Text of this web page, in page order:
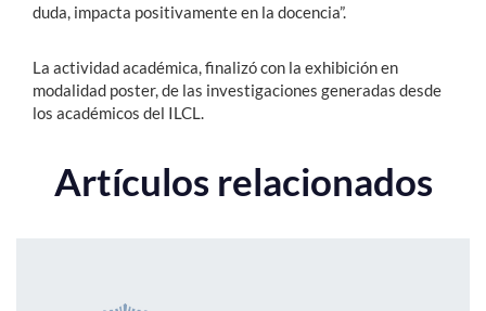
duda, impacta positivamente en la docencia”.
La actividad académica, finalizó con la exhibición en
modalidad poster, de las investigaciones generadas desde
los académicos del ILCL.
Artículos relacionados